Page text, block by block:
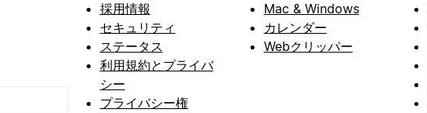
採用情報
セキュリティ
ステータス
利用規約とプライバ
シー
プライバシー権
Mac & Windows
カレンダー
Webクリッパー